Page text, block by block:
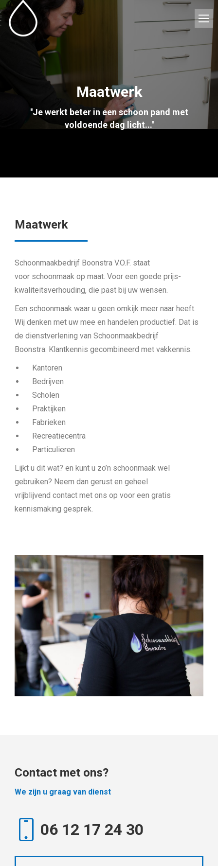
Maatwerk
''Je werkt beter in een schoon pand met
voldoende dag licht...''
Maatwerk
Schoonmaakbedrijf Boonstra V.O.F. staat
voor schoonmaak op maat. Voor een goede prijs-
kwaliteitsverhouding, die past bij uw wensen.
Een schoonmaak waar u geen omkijk meer naar heeft.
Wij denken met uw mee en handelen productief. Dat is
de dienstverlening van Schoonmaakbedrijf
Boonstra: Klantkennis gecombineerd met vakkennis.
Kantoren
Bedrijven
Scholen
Praktijken
Fabrieken
Recreatiecentra
Particulieren
Lijkt u dit wat? en kunt u zo’n schoonmaak wel
gebruiken? Neem dan gerust en geheel
vrijblijvend contact met ons op voor een gratis
kennismaking gesprek.
Contact met ons?
We zijn u graag van dienst
06 12 17 24 30